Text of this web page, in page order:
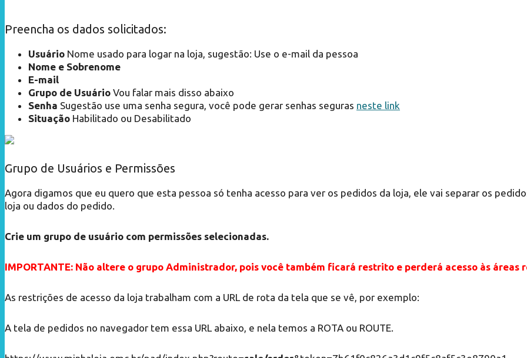
Preencha os dados solicitados:
Usuário Nome usado para logar na loja, sugestão: Use o e-mail da pessoa
Nome e Sobrenome
E-mail
Grupo de Usuário Vou falar mais disso abaixo
Senha Sugestão use uma senha segura, você pode gerar senhas seguras neste link
Situação Habilitado ou Desabilitado
Grupo de Usuários e Permissões
Agora digamos que eu quero que esta pessoa só tenha acesso para ver os pedidos da loja, ele vai separar os
loja ou dados do pedido.
Crie um grupo de usuário com permissões selecionadas.
IMPORTANTE: Não altere o grupo Administrador, pois você também ficará restrito e perderá acesso às áreas
As restrições de acesso da loja trabalham com a URL de rota da tela que se vê, por exemplo:
A tela de pedidos no navegador tem essa URL abaixo, e nela temos a ROTA ou ROUTE.